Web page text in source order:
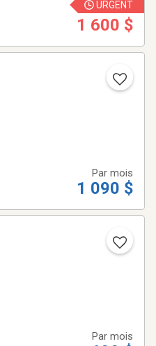
URGENT
1 600 $
Par mois
1 090 $
Par mois